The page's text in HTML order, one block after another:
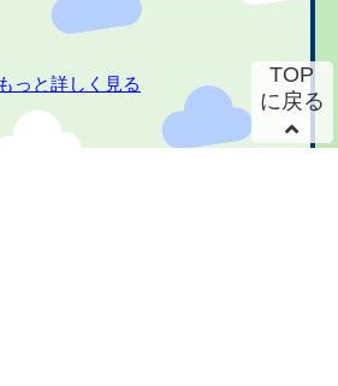
もっと詳しく見る
TOP
に戻る